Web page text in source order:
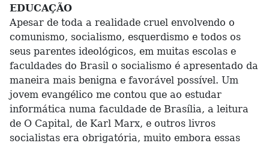
EDUCAÇÃO
Apesar de toda a realidade cruel envolvendo o
comunismo, socialismo, esquerdismo e todos os
seus parentes ideológicos, em muitas escolas e
faculdades do Brasil o socialismo é apresentado da
maneira mais benigna e favorável possível. Um
jovem evangélico me contou que ao estudar
informática numa faculdade de Brasília, a leitura
de O Capital, de Karl Marx, e outros livros
socialistas era obrigatória, muito embora essas